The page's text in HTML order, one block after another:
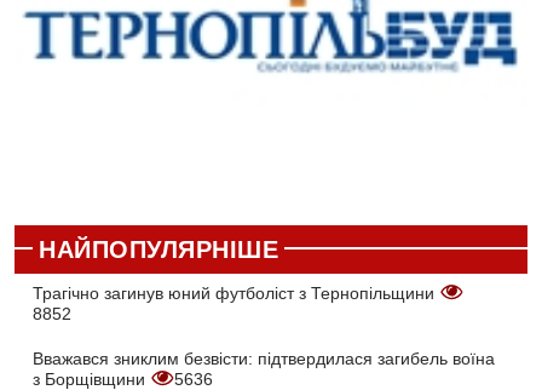
НАЙПОПУЛЯРНІШЕ
Трагічно загинув юний футболіст з Тернопільщини
8852
Вважався зниклим безвісти: підтвердилася загибель воїна
з Борщівщини
5636